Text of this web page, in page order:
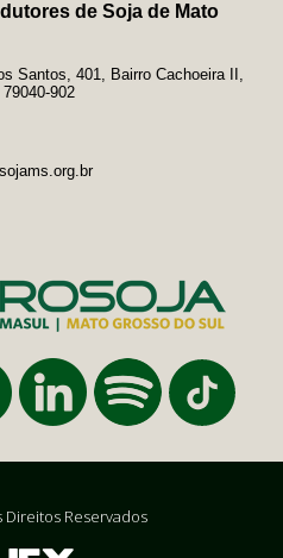
de Soja de Mato
Santos, 401, Bairro Cachoeira II,
902
Reservados